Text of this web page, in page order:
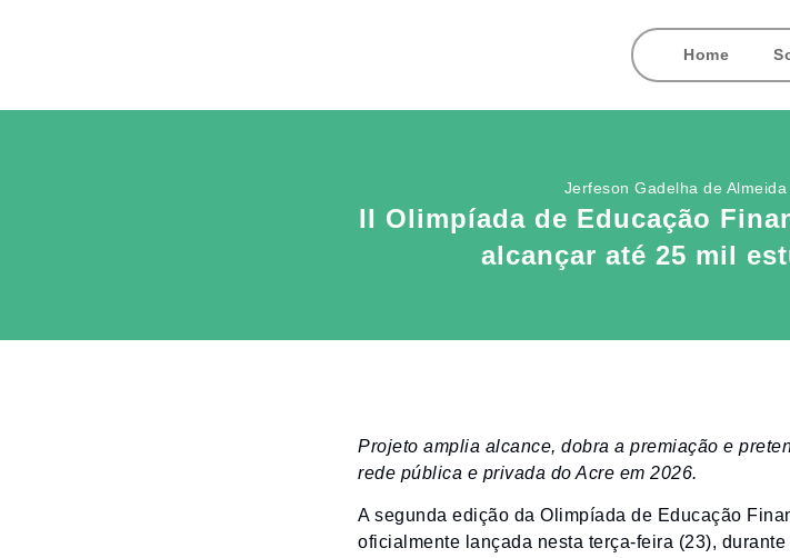
Home
Jerfeson Gadelha de Almeida
II Olimpíada de Educação
alcançar até 25 mil
Projeto amplia alcance, dobra a premiação e
rede pública e privada do Acre em 2026.
A segunda edição da Olimpíada de Educação
oficialmente lançada nesta terça-feira (23),